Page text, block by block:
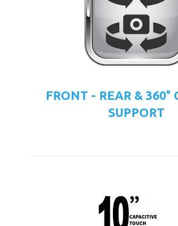
FRONT - REAR & 360°
SUPPORT